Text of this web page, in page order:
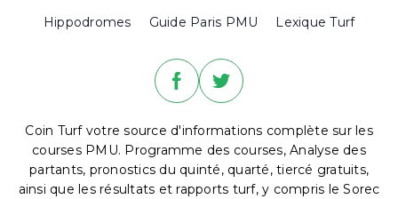
Hippodromes Guide Paris PMU Lexique Turf
Coin Turf votre source d'informations complète sur les
courses PMU. Programme des courses, Analyse des
partants, pronostics du quinté, quarté, tiercé gratuits,
ainsi que les résultats et rapports turf, y compris le Sorec